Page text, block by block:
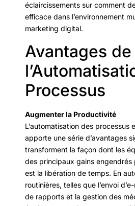
éclaircissements sur comment
efficace dans l’environnement
marketing digital.
Avantages de
Processus
Augmenter la Productivité
L’automatisation des processus
apporte une série d’avantages
transforment la façon dont les
des principaux gains
est la libération de temps. En
routinières, telles que l’envoi
de rapports et la gestion des